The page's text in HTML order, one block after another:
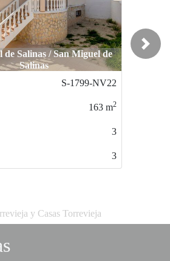
Miguel de
San
de Salinas / San Miguel de
Salinas
S4738-SVHI88
158m
Next
y Casas Torrevieja